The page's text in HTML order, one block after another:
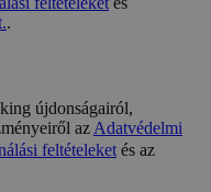
.
újdonságairól,
azAdatvédelmi
feltételeketés az